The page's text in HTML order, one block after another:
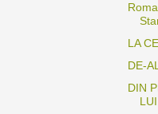
LA
DE-
DIN